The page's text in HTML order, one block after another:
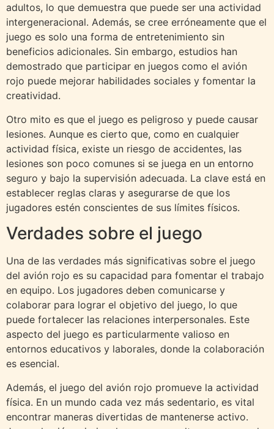
adultos, lo que demuestra que puede ser una actividad
intergeneracional. Además, se cree erróneamente que el
juego es solo una forma de entretenimiento sin
beneficios adicionales. Sin embargo, estudios han
demostrado que participar en juegos como el avión
rojo puede mejorar habilidades sociales y fomentar la
creatividad.
Otro mito es que el juego es peligroso y puede causar
lesiones. Aunque es cierto que, como en cualquier
actividad física, existe un riesgo de accidentes, las
lesiones son poco comunes si se juega en un entorno
seguro y bajo la supervisión adecuada. La clave está en
establecer reglas claras y asegurarse de que los
jugadores estén conscientes de sus límites físicos.
Verdades sobre el juego
Una de las verdades más significativas sobre el juego
del avión rojo es su capacidad para fomentar el trabajo
en equipo. Los jugadores deben comunicarse y
colaborar para lograr el objetivo del juego, lo que
puede fortalecer las relaciones interpersonales. Este
aspecto del juego es particularmente valioso en
entornos educativos y laborales, donde la colaboración
es esencial.
Además, el juego del avión rojo promueve la actividad
física. En un mundo cada vez más sedentario, es vital
encontrar maneras divertidas de mantenerse activo.